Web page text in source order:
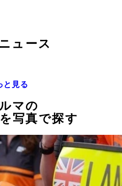
ュース
と見る
マの
写真で探す